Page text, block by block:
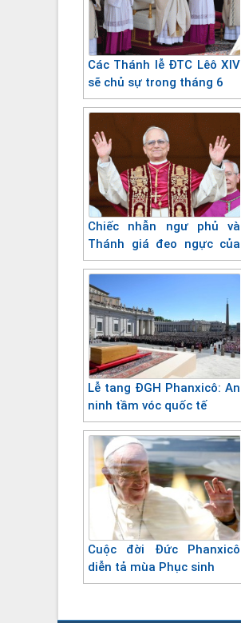
Các Thánh lễ ĐTC Lêô XIV
sẽ chủ sự trong tháng 6
Chiếc nhẫn ngư phủ và
Thánh giá đeo ngực của
Đức Giáo hoàng Lêô XIV
Lễ tang ĐGH Phanxicô: An
ninh tầm vóc quốc tế
Cuộc đời Đức Phanxicô
diễn tả mùa Phục sinh